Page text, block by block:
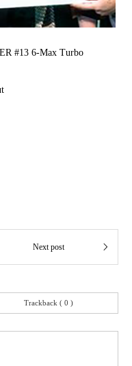
#13 6-Max Turbo
Trackback ( 0 )